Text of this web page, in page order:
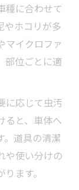
種に合わせて
やホコリが多
マイクロファ
部位ごとに適
に応じて虫汚
ると、車体へ
。道具の清潔
や使い分けの
ます。